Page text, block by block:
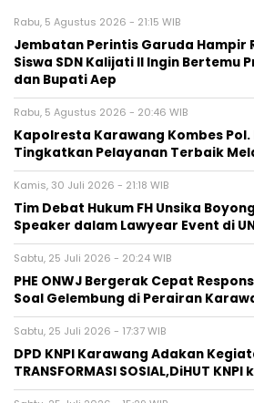
Rabu, 5 Agustus 2026 - 21:15 WIB
Jembatan Perintis Garuda Hampir
Siswa SDN Kalijati II Ingin Bertemu
dan Bupati Aep
Rabu, 5 Agustus 2026 - 20:46 WIB
Kapolresta Karawang Kombes
Tingkatkan Pelayanan Terbaik
Kamis, 30 Juli 2026 - 21:18 WIB
​Tim Debat Hukum FH Unsika
Speaker dalam Lawyear Event di
Sabtu, 25 Juli 2026 - 20:24 WIB
PHE ONWJ Bergerak Cepat
Soal Gelembung di Perairan
Sabtu, 25 Juli 2026 - 17:37 WIB
DPD KNPI Karawang Adakan
TRANSFORMASI SOSIAL,DiHUT KNPI